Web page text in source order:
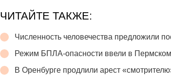
ЧИТАЙТЕ ТАКЖЕ:
Численность человечества предложили
Режим БПЛА-опасности ввели в
В Оренбурге продлили арест